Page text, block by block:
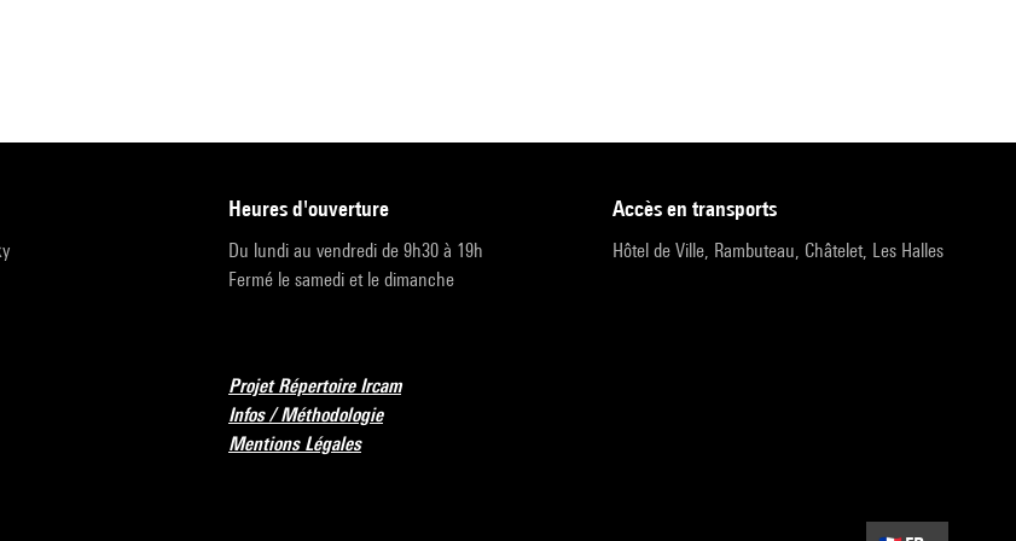
heures d'ouverture
Du lundi au vendredi de 9h30 à 19h
Fermé le samedi et le dimanche
accès en transports
Hôtel de Ville, Rambuteau, Châtelet, Les Halles
Projet Répertoire Ircam
Infos / Méthodologie
Mentions Légales